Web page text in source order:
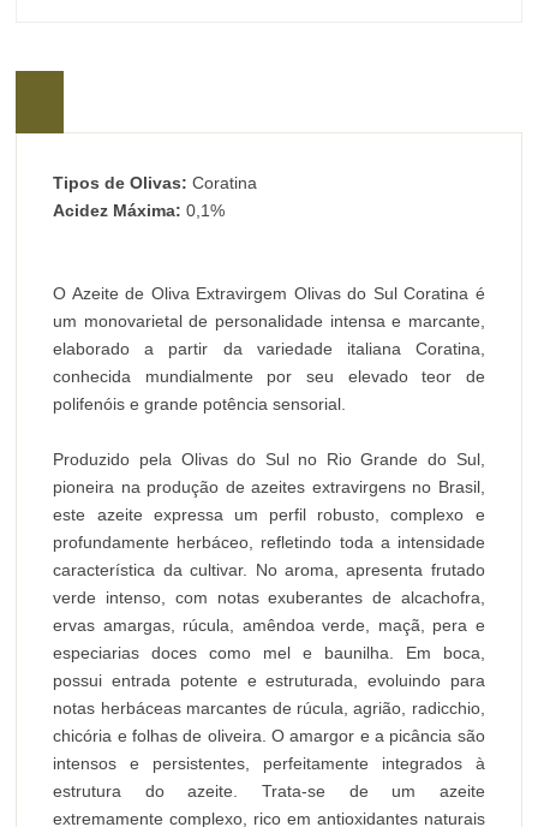
Tipos de Olivas: Coratina
Acidez Máxima: 0,1%
O Azeite de Oliva Extravirgem Olivas do Sul Coratina é
um monovarietal de personalidade intensa e marcante,
elaborado a partir da variedade italiana Coratina,
conhecida mundialmente por seu elevado teor de
polifenóis e grande potência sensorial.
Produzido pela Olivas do Sul no Rio Grande do Sul,
pioneira na produção de azeites extravirgens no Brasil,
este azeite expressa um perfil robusto, complexo e
profundamente herbáceo, refletindo toda a intensidade
característica da cultivar. No aroma, apresenta frutado
verde intenso, com notas exuberantes de alcachofra,
ervas amargas, rúcula, amêndoa verde, maçã, pera e
especiarias doces como mel e baunilha. Em boca,
possui entrada potente e estruturada, evoluindo para
notas herbáceas marcantes de rúcula, agrião, radicchio,
chicória e folhas de oliveira. O amargor e a picância são
intensos e persistentes, perfeitamente integrados à
estrutura do azeite. Trata-se de um azeite
extremamente complexo, rico em antioxidantes naturais